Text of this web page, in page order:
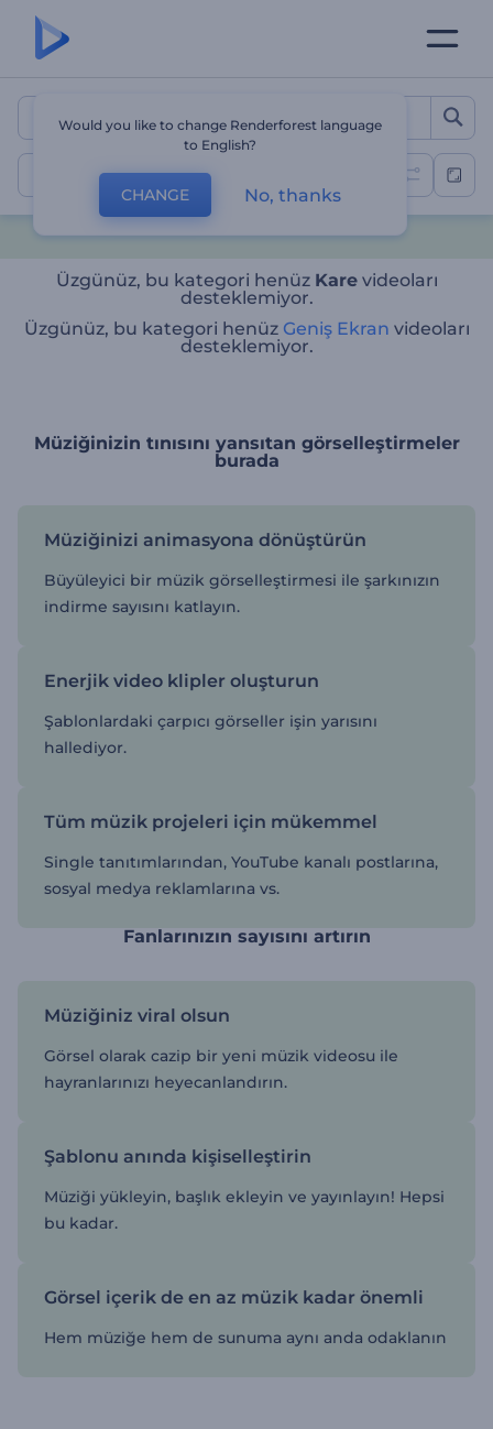
Üzgünüz, bu kategori henüz Karevideoları
desteklemiyor.
Üzgünüz, bu kategori henüz Geniş Ekran videoları
desteklemiyor.
Müziğinizin tınısını yansıtan görselleştirmeler
burada
Müziğinizi animasyona dönüştürün
Büyüleyici bir müzik görselleştirmesi ile şarkınızın
indirme sayısını katlayın.
Enerjik video klipler oluşturun
Şablonlardaki çarpıcı görseller işin yarısını
hallediyor.
Tüm müzik projeleri için mükemmel
Single tanıtımlarından, YouTube kanalı postlarına,
sosyal medya reklamlarına vs.
Fanlarınızın sayısını artırın
Müziğiniz viral olsun
Görsel olarak cazip bir yeni müzik videosu ile
hayranlarınızı heyecanlandırın.
Şablonu anında kişiselleştirin
Müziği yükleyin, başlık ekleyin ve yayınlayın! Hepsi
bu kadar.
Görsel içerik de en az müzik kadar önemli
Hem müziğe hem de sunuma aynı anda odaklanın
Would you like to change Renderforest language
to English?
CHANGE No, thanks